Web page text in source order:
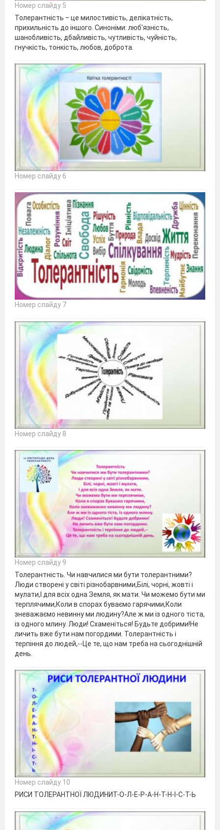
Номер слайду 5
Толерантність ‒ це милостивість, делікатність,
прихильність до іншого. Синоніми: люб'язність,
шанобливість, дбайливість, чутливість, чуйність,
гнучкість, тонкість, любов, доброта.
Номер слайду 6
Номер слайду 7
Номер слайду 8
Номер слайду 9
Толерантність. Чи навчилися ми бути толерантними?
Люди створені у світі різнобарвними,Білі, чорні, жовті і
мулати,І для всіх одна Земля, як мати. Чи можемо бути ми
терплячими,Коли в спорах буваємо гарячими,Коли
зневажаємо невинну ми людину?Але ж ми із одного тіста,
із одного млину. Люди! Схаменіться! Будьте добрими!Не
личить вже бути нам погордими. Толерантність і
терпіння до людей,--Це те, що нам треба на сьогоднішній
день.
Номер слайду 10
РИСИ ТОЛЕРАНТНОЇ ЛЮДИНИТ-О-Л-Е-Р-А-Н-Т-Н-І-С-Т-Ь